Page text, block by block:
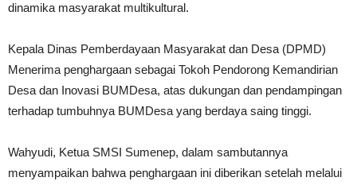
dinamika masyarakat multikultural.
Kepala Dinas Pemberdayaan Masyarakat dan Desa (DPMD)
Menerima penghargaan sebagai Tokoh Pendorong Kemandirian
Desa dan Inovasi BUMDesa, atas dukungan dan pendampingan
terhadap tumbuhnya BUMDesa yang berdaya saing tinggi.
Wahyudi, Ketua SMSI Sumenep, dalam sambutannya
menyampaikan bahwa penghargaan ini diberikan setelah melalui